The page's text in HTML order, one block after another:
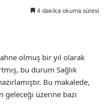
4 dakika okuma süresi
olmuş bir yıl olarak
bu durum Sağlık
Bu makalede,
geleceği üzerine bazı